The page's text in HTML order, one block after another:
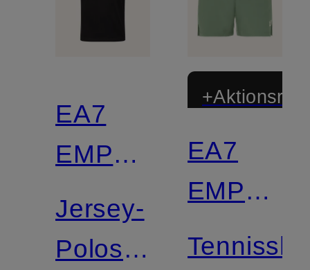
EA7
EMPORIO
ARMANI
Jersey-
Poloshirt
EA7
ARMANI